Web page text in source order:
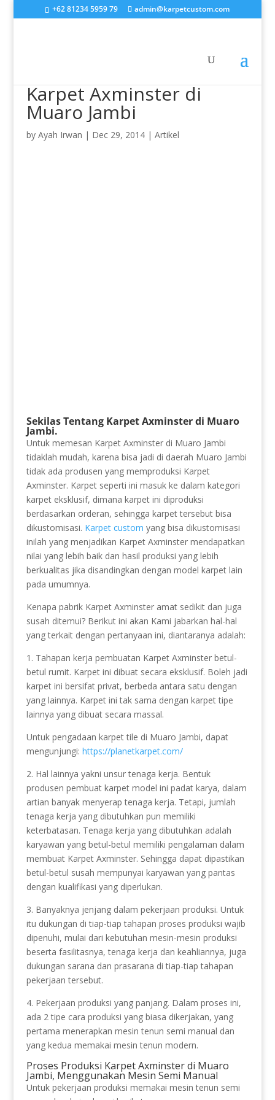
+62 81234 5959 79 admin@karpetcustom.com
Karpet Axminster di
Muaro Jambi
by Ayah Irwan | Dec 29, 2014| Artikel
Sekilas Tentang Karpet Axminster di Muaro
Jambi.
Untuk memesan Karpet Axminster di Muaro Jambi
tidaklah mudah, karena bisa jadi di daerah Muaro Jambi
tidak ada produsen yang memproduksi Karpet
Axminster. Karpet seperti ini masuk ke dalam kategori
karpet eksklusif, dimana karpet ini diproduksi
berdasarkan orderan, sehingga karpet tersebut bisa
dikustomisasi. Karpet custom yang bisa dikustomisasi
inilah yang menjadikan Karpet Axminster mendapatkan
nilai yang lebih baik dan hasil produksi yang lebih
berkualitas jika disandingkan dengan model karpet lain
pada umumnya.
Kenapa pabrik Karpet Axminster amat sedikit dan juga
susah ditemui? Berikut ini akan Kami jabarkan hal-hal
yang terkait dengan pertanyaan ini, diantaranya adalah:
1. Tahapan kerja pembuatan Karpet Axminster betul-
betul rumit. Karpet ini dibuat secara eksklusif. Boleh jadi
karpet ini bersifat privat, berbeda antara satu dengan
yang lainnya. Karpet ini tak sama dengan karpet tipe
lainnya yang dibuat secara massal.
Untuk pengadaan karpet tile di Muaro Jambi, dapat
mengunjungi: https://planetkarpet.com/
2. Hal lainnya yakni unsur tenaga kerja. Bentuk
produsen pembuat karpet model ini padat karya, dalam
artian banyak menyerap tenaga kerja. Tetapi, jumlah
tenaga kerja yang dibutuhkan pun memiliki
keterbatasan. Tenaga kerja yang dibutuhkan adalah
karyawan yang betul-betul memiliki pengalaman dalam
membuat Karpet Axminster. Sehingga dapat dipastikan
betul-betul susah mempunyai karyawan yang pantas
dengan kualifikasi yang diperlukan.
3. Banyaknya jenjang dalam pekerjaan produksi. Untuk
itu dukungan di tiap-tiap tahapan proses produksi wajib
dipenuhi, mulai dari kebutuhan mesin-mesin produksi
beserta fasilitasnya, tenaga kerja dan keahliannya, juga
dukungan sarana dan prasarana di tiap-tiap tahapan
pekerjaan tersebut.
4. Pekerjaan produksi yang panjang. Dalam proses ini,
ada 2 tipe cara produksi yang biasa dikerjakan, yang
pertama menerapkan mesin tenun semi manual dan
yang kedua memakai mesin tenun modern.
Proses Produksi Karpet Axminster di Muaro
Jambi, Menggunakan Mesin Semi Manual
Untuk pekerjaan produksi memakai mesin tenun semi